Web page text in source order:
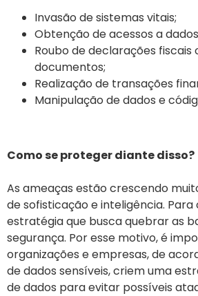
Invasão de sistemas vitais;
Obtenção de acessos a
Roubo de declarações fiscais
documentos;
Realização de transações
Manipulação de dados e
Como se proteger diante disso?
As ameaças estão crescendo
de sofisticação e inteligência.
estratégia que busca quebrar as
segurança. Por esse motivo, é
organizações e empresas, de
de dados sensíveis, criem uma
de dados para evitar possíveis